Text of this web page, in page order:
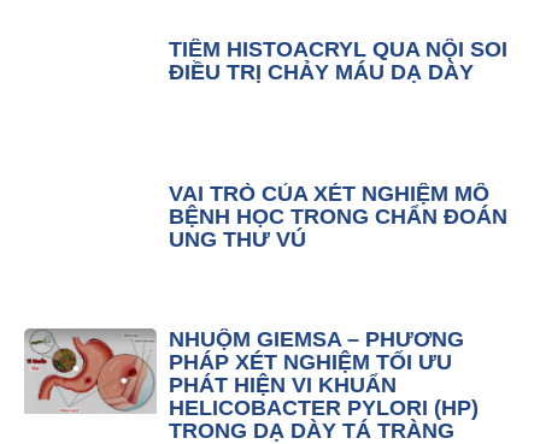
TIÊM HISTOACRYL QUA NỘI SOI
ĐIỀU TRỊ CHẢY MÁU DẠ DÀY
VAI TRÒ CỦA XÉT NGHIỆM MÔ
BỆNH HỌC TRONG CHẨN ĐOÁN
UNG THƯ VÚ
NHUỘM GIEMSA – PHƯƠNG
PHÁP XÉT NGHIỆM TỐI ƯU
PHÁT HIỆN VI KHUẨN
HELICOBACTER PYLORI (HP)
TRONG DẠ DÀY TÁ TRÀNG